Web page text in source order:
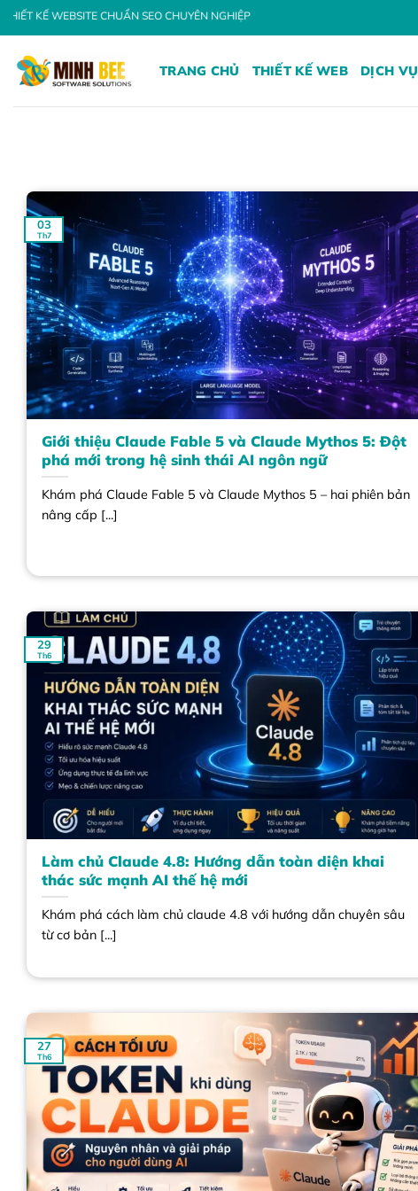
Bỏ
qua
dung
SEO CHUYÊN NGHIỆP
TRANG CHỦ THIẾT KẾ WEB DỊCH VỤ
Giới thiệu Claude Fable 5 và Claude Mythos 5: Đột
phá mới trong hệ sinh thái AI ngôn ngữ
Khám phá Claude Fable 5 và Claude Mythos 5 – hai phiên bản
nâng cấp [...]
03
Th7
Làm chủ Claude 4.8: Hướng dẫn toàn diện khai
thác sức mạnh AI thế hệ mới
Khám phá cách làm chủ claude 4.8 với hướng dẫn chuyên sâu
từ cơ bản [...]
29
Th6
27
Th6